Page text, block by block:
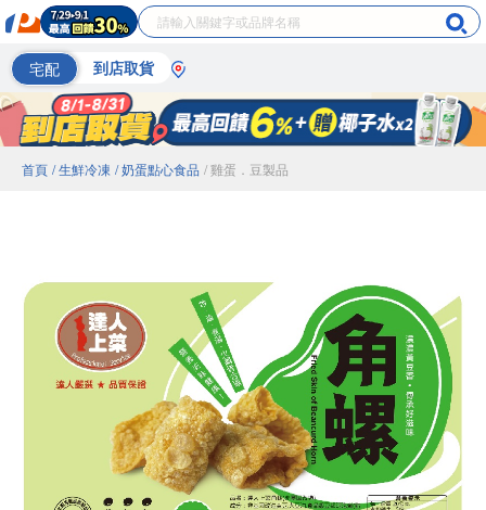
宅配 到店取貨
首頁 / 生鮮冷凍 / 奶蛋點心食品 / 雞蛋．豆製品